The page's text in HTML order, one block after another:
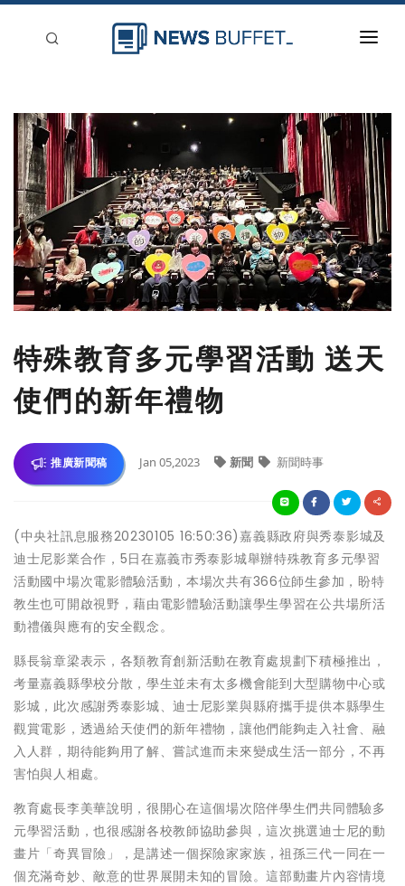
新聞稿分類
登入
刊登
特殊教育多元學習活動 送天
使們的新年禮物
推廣新聞稿 Jan 05,2023 新聞 新聞時事
(中央社訊息服務20230105 16:50:36)嘉義縣政府與秀泰影城及
迪士尼影業合作，5日在嘉義市秀泰影城舉辦特殊教育多元學習
活動國中場次電影體驗活動，本場次共有366位師生參加，盼特
教生也可開啟視野，藉由電影體驗活動讓學生學習在公共場所活
動禮儀與應有的安全觀念。
縣長翁章梁表示，各類教育創新活動在教育處規劃下積極推出，
考量嘉義縣學校分散，學生並未有太多機會能到大型購物中心或
影城，此次感謝秀泰影城、迪士尼影業與縣府攜手提供本縣學生
觀賞電影，透過給天使們的新年禮物，讓他們能夠走入社會、融
入人群，期待能夠用了解、嘗試進而未來變成生活一部分，不再
害怕與人相處。
教育處長李美華說明，很開心在這個場次陪伴學生們共同體驗多
元學習活動，也很感謝各校教師協助參與，這次挑選迪士尼的動
畫片「奇異冒險」，是講述一個探險家家族，祖孫三代一同在一
個充滿奇妙、敵意的世界展開未知的冒險。這部動畫片內容情境